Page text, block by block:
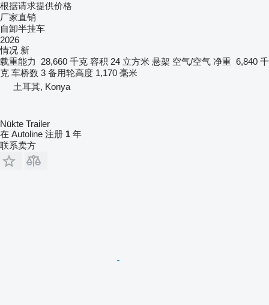
根据请求提供价格
厂家直销
自卸半挂车
2026
情况 新
载重能力
28,660 千克 容积 24 立方米 悬架 空气/空气 净重 6,840 千
克 车桥数 3 备用轮高度 1,170 毫米
土耳其, Konya
Nükte Trailer
在 Autoline 注册 1 年
联系卖方